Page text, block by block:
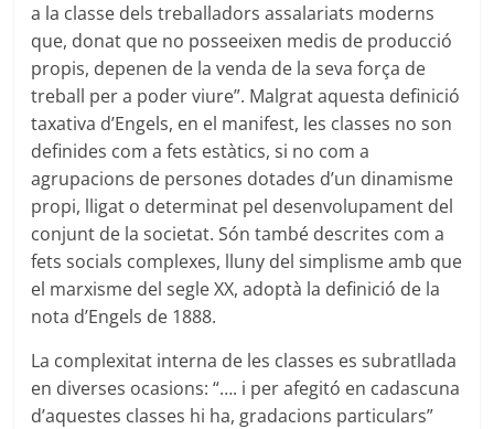
a la classe dels treballadors assalariats moderns
que, donat que no posseeixen medis de producció
propis, depenen de la venda de la seva força de
treball per a poder viure”. Malgrat aquesta definició
taxativa d’Engels, en el manifest, les classes no son
definides com a fets estàtics, si no com a
agrupacions de persones dotades d’un dinamisme
propi, lligat o determinat pel desenvolupament del
conjunt de la societat. Són també descrites com a
fets socials complexes, lluny del simplisme amb que
el marxisme del segle XX, adoptà la definició de la
nota d’Engels de 1888.
La complexitat interna de les classes es subratllada
en diverses ocasions: “…. i per afegitó en cadascuna
d’aquestes classes hi ha, gradacions particulars”